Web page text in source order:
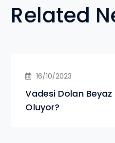
Related
16/10/2023
Vadesi Dolan Beyaz
Oluyor?